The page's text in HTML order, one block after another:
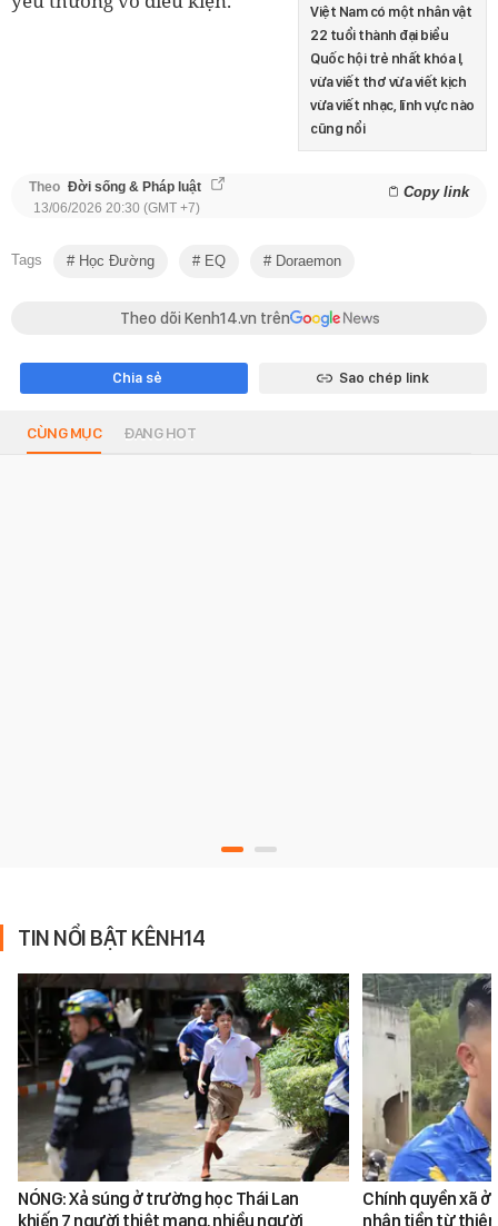
Việt Nam có một nhân vật
22 tuổi thành đại biểu
Quốc hội trẻ nhất khóa I,
vừa viết thơ vừa viết kịch
vừa viết nhạc, lĩnh vực nào
cũng nổi
Theo Đời sống & Pháp luật Copy link
13/06/2026 20:30 (GMT +7)
Tags Học Đường EQ Doraemon
Theo dõi Kenh14.vn trên
Chia sẻ Sao chép link
CÙNG MỤC ĐANG HOT
TIN NỔI BẬT KÊNH14
NÓNG: Xả súng ở trường học Thái Lan
khiến 7 người thiệt mạng, nhiều người
Chính quyền xã ở
nhận tiền từ thiện